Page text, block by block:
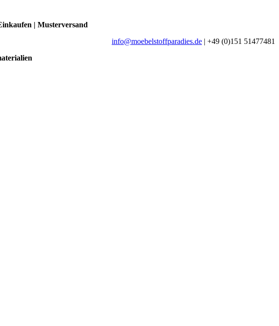
| Musterversand
info@moebelstoffparadies.de | +49 (0)151 51477481